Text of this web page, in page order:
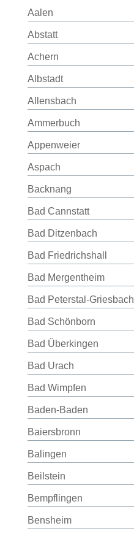
Aalen
Abstatt
Achern
Albstadt
Allensbach
Ammerbuch
Appenweier
Aspach
Backnang
Bad Cannstatt
Bad Ditzenbach
Bad Friedrichshall
Bad Mergentheim
Bad Peterstal-Griesbach
Bad Schönborn
Bad Überkingen
Bad Urach
Bad Wimpfen
Baden-Baden
Baiersbronn
Balingen
Beilstein
Bempflingen
Bensheim